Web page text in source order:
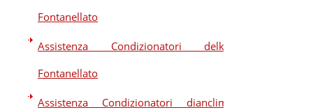
Fontanellato
Assistenza Condizionatori delkin
Fontanellato
Assistenza Condizionatori dianclima